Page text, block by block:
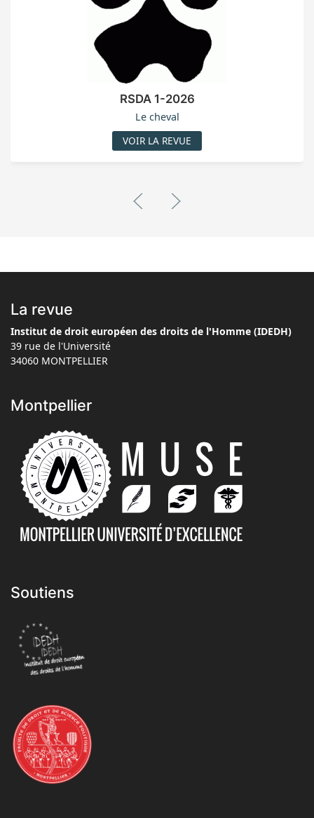
RSDA 1-2026
Le cheval
VOIR LA REVUE
La revue
Institut de droit européen des droits de l'Homme (IDEDH)
39 rue de l'Université
34060 MONTPELLIER
Montpellier
Soutiens